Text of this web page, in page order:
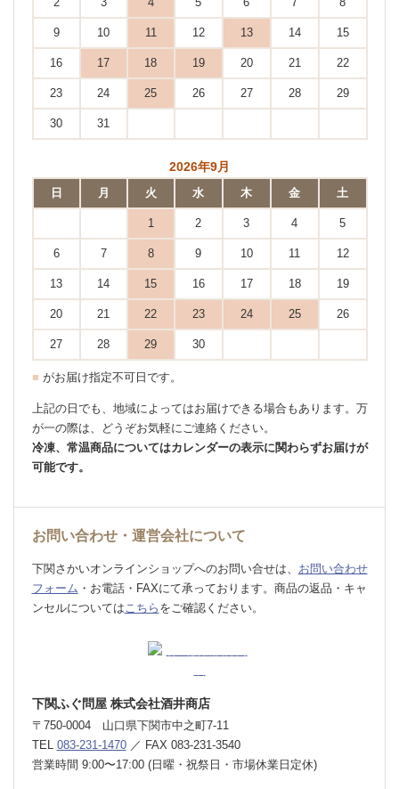
9 10 11 12 13 14 15
16 17 18 19 20 21 22
23 24 25 26 27 28 29
30 31
2026年9月
日 月 火 水 木 金 土
1 2 3 4 5
6 7 8 9 10 11 12
13 14 15 16 17 18 19
20 21 22 23 24 25 26
27 28 29 30
■ がお届け指定不可日です。
上記の日でも、地域によってはお届けできる場合もあります。万
が一の際は、どうぞお気軽にご連絡ください。
冷凍、常温商品についてはカレンダーの表示に関わらずお届けが
可能です。
お問い合わせ・運営会社について
下関さかいオンラインショップへのお問い合せは、 お問い合わせ
フォーム ・お電話・FAXにて承っております。 商品の返品・キャ
ンセルについては こちら をご確認ください。
下関ふぐ問屋 株式会社酒井商店
〒750-0004 山口県下関市中之町7-11
TEL 083-231-1470／ FAX 083-231-3540
営業時間 9:00〜17:00 (日曜・祝祭日・市場休業日定休)